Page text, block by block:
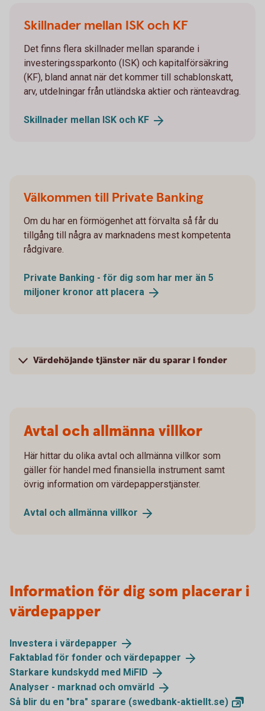
Skillnader mellan ISK och KF
Det finns flera skillnader mellan sparande i
investeringssparkonto (ISK) och kapitalförsäkring
(KF), bland annat när det kommer till schablonskatt,
arv, utdelningar från utländska aktier och ränteavdrag.
Skillnader mellan ISK och KF
Välkommen till Private Banking
Om du har en förmögenhet att förvalta så får du
tillgång till några av marknadens mest kompetenta
rådgivare.
Private Banking - för dig som har mer än 5
miljoner kronor att placera
Värdehöjande tjänster när du sparar i fonder
Avtal och allmänna villkor
Här hittar du olika avtal och allmänna villkor som
gäller för handel med finansiella instrument samt
övrig information om värdepapperstjänster.
Avtal och allmänna villkor
Information för dig som placerar i
värdepapper
Investera i värdepapper
Faktablad för fonder och värdepapper
Starkare kundskydd med MiFID
Analyser - marknad och omvärld
Så blir du en "bra" sparare (swedbank-aktiellt.se)